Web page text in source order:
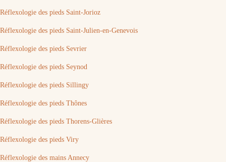
Réflexologie des pieds Saint-Jorioz
Réflexologie des pieds Saint-Julien-en-Genevois
Réflexologie des pieds Sevrier
Réflexologie des pieds Seynod
Réflexologie des pieds Sillingy
Réflexologie des pieds Thônes
Réflexologie des pieds Thorens-Glières
Réflexologie des pieds Viry
Réflexologie des mains Annecy